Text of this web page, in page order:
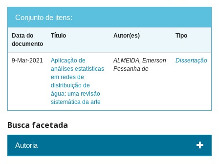
Conjunto de itens:
Data do
documento
Título Autor(es) Tipo
9-Mar-2021
Aplicação de
análises estatísticas
em redes de
distribuição de
água: uma revisão
sistemática da arte
ALMEIDA, Emerson
Pessanha de
Dissertação
Busca facetada
Autoria